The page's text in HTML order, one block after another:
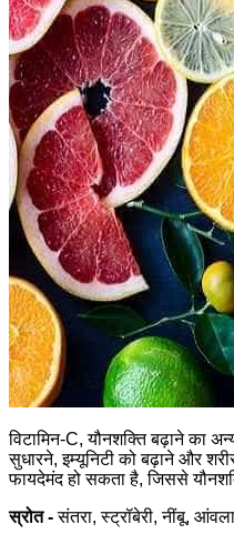
विटामिन-C, यौनशक्ति बढ़ाने का
सुधारने, इम्यूनिटी को बढ़ाने और
फायदेमंद हो सकता है, जिससे
स्रोत -संतरा, स्ट्रॉबेरी, नींबू,